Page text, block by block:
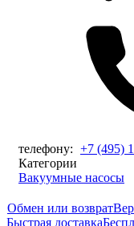
телефону: +7 (495)
Категории
Вакуумные насосы
Обмен или возврат
Быстрая доставка